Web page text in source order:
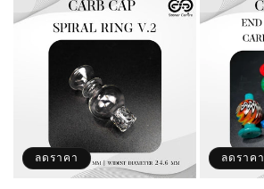
ลดราคา ลดราคา